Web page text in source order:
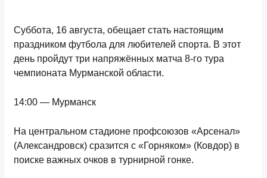
Суббота, 16 августа, обещает стать настоящим
праздником футбола для любителей спорта. В этот
день пройдут три напряжённых матча 8-го тура
чемпионата Мурманской области.
14:00 — Мурманск
На центральном стадионе профсоюзов «Арсенал»
(Александровск) сразится с «Горняком» (Ковдор) в
поиске важных очков в турнирной гонке.